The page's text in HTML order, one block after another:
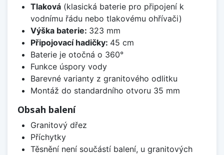
Tlaková(klasická baterie pro připojení k
vodnímu řádu nebo tlakovému ohřívači)
Výška baterie: 323 mm
Připojovací hadičky: 45 cm
Baterie je otočná o 360°
Funkce úspory vody
Barevné varianty z granitového odlitku
Montáž do standardního otvoru 35 mm
Obsah balení
Granitový dřez
Příchytky
Těsnění není součástí balení, u granitových